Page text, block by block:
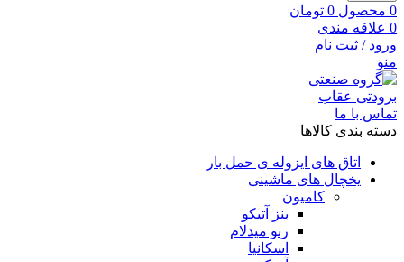
0 محصول 0 تومان
0 علاقه مندی
ورود / ثبت نام
منو
تماس با ما
دسته بندی کالاها
اتاق های ایزوله ی حمل بار
یخچال های ماشینی
کامیون
بنز آتیکو
رنو میدلام
اسکانیا